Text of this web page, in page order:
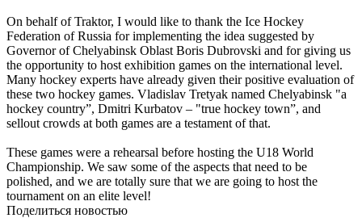
On behalf of Traktor, I would like to thank the Ice Hockey
Federation of Russia for implementing the idea suggested by
Governor of Chelyabinsk Oblast Boris Dubrovski and for giving us
the opportunity to host exhibition games on the international level.
Many hockey experts have already given their positive evaluation of
these two hockey games. Vladislav Tretyak named Chelyabinsk "a
hockey country”, Dmitri Kurbatov – "true hockey town”, and
sellout crowds at both games are a testament of that.
These games were a rehearsal before hosting the U18 World
Championship. We saw some of the aspects that need to be
polished, and we are totally sure that we are going to host the
tournament on an elite level!
Поделиться новостью